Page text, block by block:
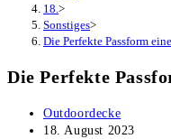
18. >
Sonstiges>
Die Perfekte Passform
Die Perfekte
Beitrags-
Autor:
Outdoordecke
Beitrag
18. August 2023